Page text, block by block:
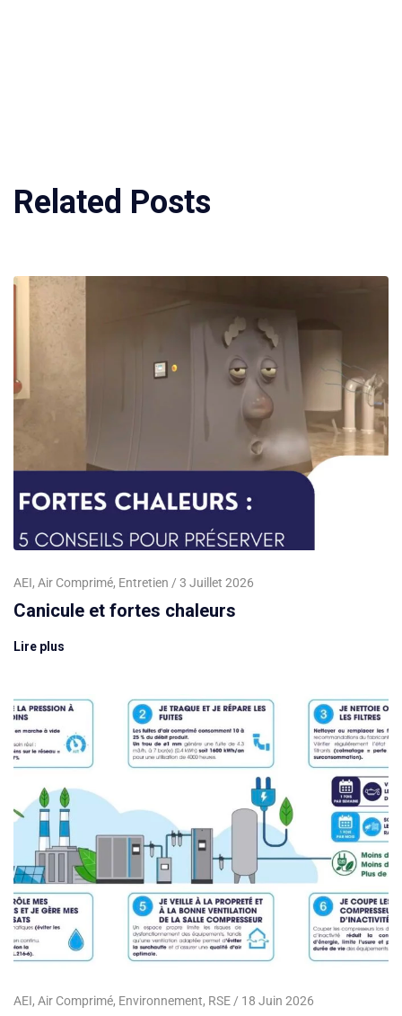
Related Posts
AEI, Air Comprimé, Entretien 3 Juillet 2026
Canicule et fortes chaleurs
Lire plus
AEI, Air Comprimé, Environnement, RSE 18 Juin 2026